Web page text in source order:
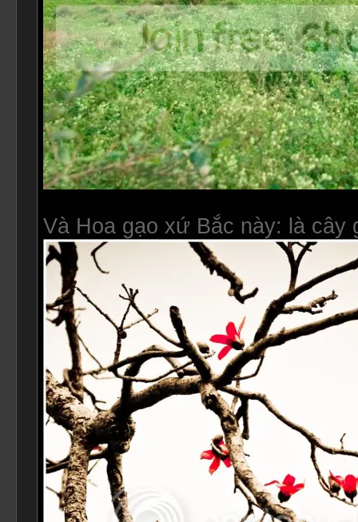
Và Hoa gạo xứ Bắc này: là cây